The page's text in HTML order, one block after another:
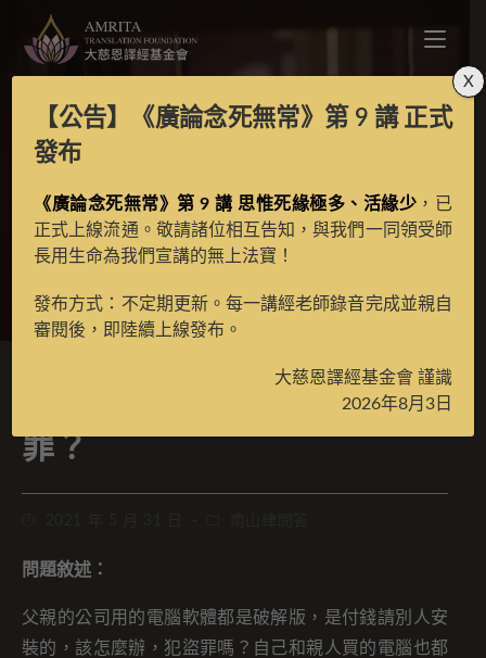
使用破解版軟體，是否
犯盜罪？
使用破解版軟體，是否犯盜
罪？
問題敘述：
父親的公司用的電腦軟體都是破解版，是付錢請別人安
裝的，該怎麼辦，犯盜罪嗎？自己和親人買的電腦也都
【公告】 《廣論念死無常》第 9 講正式
發布
《廣論念死無常》第 9 講 思惟死緣極多、活緣少 ，已
正式上線流通。敬請諸位相互告知，與我們一同領受師
長用生命為我們宣講的無上法寶！
發布方式：不定期更新。每一講經老師錄音完成並親自
審閱後，即陸續上線發布。
大慈恩譯經基金會 謹識
2026年8月3日
X